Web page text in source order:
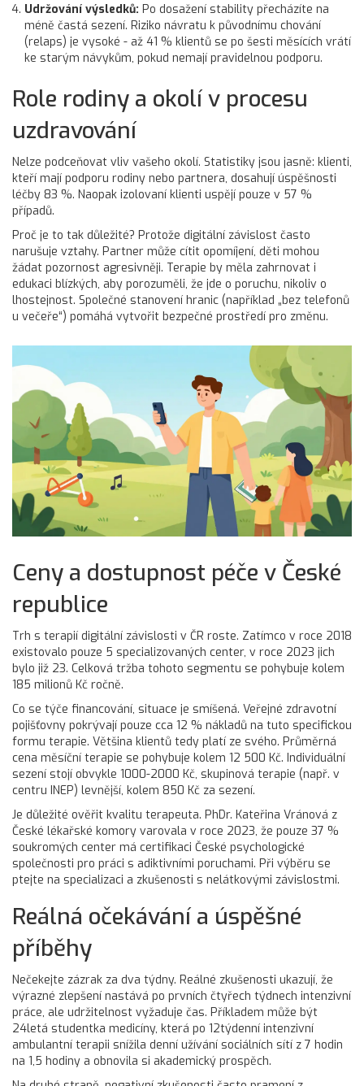
Udržování výsledků: Po dosažení stability přecházíte na
méně častá sezení. Riziko návratu k původnímu chování
(relaps) je vysoké - až 41 % klientů se po šesti měsících vrátí
ke starým návykům, pokud nemají pravidelnou podporu.
Role rodiny a okolí v procesu
uzdravování
Nelze podceňovat vliv vašeho okolí. Statistiky jsou jasně: klienti,
kteří mají podporu rodiny nebo partnera, dosahují úspěšnosti
léčby 83 %. Naopak izolovaní klienti uspějí pouze v 57 %
případů.
Proč je to tak důležité? Protože digitální závislost často
narušuje vztahy. Partner může cítit opomíjení, děti mohou
žádat pozornost agresivněji. Terapie by měla zahrnovat i
edukaci blízkých, aby porozuměli, že jde o poruchu, nikoliv o
lhostejnost. Společné stanovení hranic (například „bez telefonů
u večeře“) pomáhá vytvořit bezpečné prostředí pro změnu.
Ceny a dostupnost péče v České
republice
Trh s terapií digitální závislosti v ČR roste. Zatímco v roce 2018
existovalo pouze 5 specializovaných center, v roce 2023 jich
bylo již 23. Celková tržba tohoto segmentu se pohybuje kolem
185 milionů Kč ročně.
Co se týče financování, situace je smíšená. Veřejné zdravotní
pojišťovny pokrývají pouze cca 12 % nákladů na tuto specifickou
formu terapie. Většina klientů tedy platí ze svého. Průměrná
cena měsíční terapie se pohybuje kolem 12 500 Kč. Individuální
sezení stojí obvykle 1000-2000 Kč, skupinová terapie (např. v
centru INEP) levnější, kolem 850 Kč za sezení.
Je důležité ověřit kvalitu terapeuta. PhDr. Kateřina Vránová z
České lékařské komory varovala v roce 2023, že pouze 37 %
soukromých center má certifikaci České psychologické
společnosti pro práci s adiktivními poruchami. Při výběru se
ptejte na specializaci a zkušenosti s nelátkovými závislostmi.
Reálná očekávání a úspěšné
příběhy
Nečekejte zázrak za dva týdny. Reálné zkušenosti ukazují, že
výrazné zlepšení nastává po prvních čtyřech týdnech intenzivní
práce, ale udržitelnost vyžaduje čas. Příkladem může být
24letá studentka medicíny, která po 12týdenní intenzivní
ambulantní terapii snížila denní užívání sociálních sítí z 7 hodin
na 1,5 hodiny a obnovila si akademický prospěch.